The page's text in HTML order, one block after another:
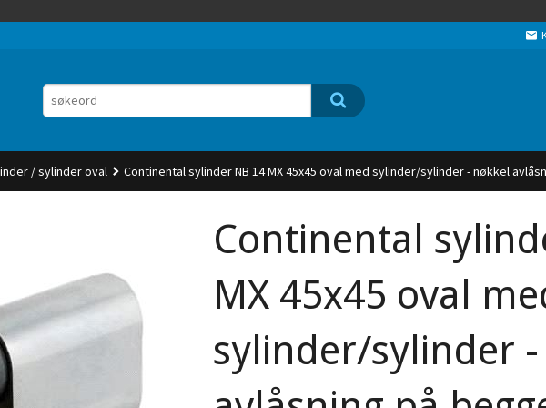
/ sylinder oval Continental sylinder NB 14 MX 45x45 oval med sylinder/sylinder - nøkkel
Continental
MX 45x45 oval
sylinder/sylinder -